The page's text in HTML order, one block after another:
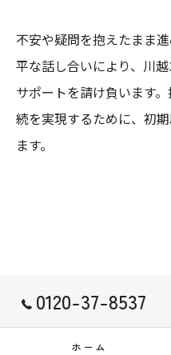
不安や疑問を抱えたまま
平な話し合いにより、川
サポートを請け負います
続を実現するために、初
ます。
0120-37-8537
ホーム
お問い合